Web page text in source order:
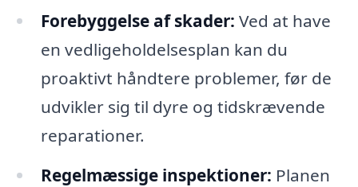
Forebyggelse af skader: Ved at have
en vedligeholdelsesplan kan du
proaktivt håndtere problemer, før de
udvikler sig til dyre og tidskrævende
reparationer.
Regelmæssige inspektioner: Planen